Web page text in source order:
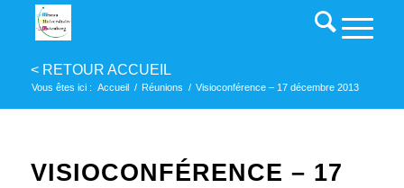
Vous êtes ici : Accueil / Réunions / Visioconférence – 17 décembre 2013
VISIOCONFÉRENCE – 17